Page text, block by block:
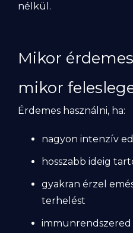
nélkül.
Mikor
mikor
Érdemes használni, ha:
nagyon intenzív
hosszabb ideig
gyakran érzel
terhelést
immunrendszered